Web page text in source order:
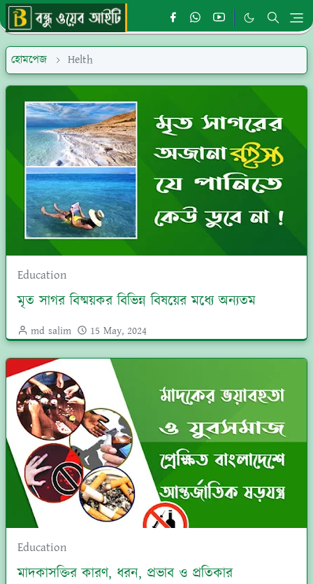
হোমপেজ Helth
Education
মৃত সাগর বিষ্ময়কর বিভিন্ন বিষয়ের মধ্যে অন্যতম
md salim 15 May, 2024
Education
মাদকাসক্তির কারণ, ধরন, প্রভাব ও প্রতিকার